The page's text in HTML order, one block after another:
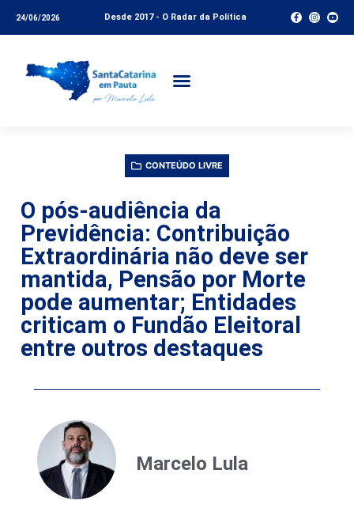
24/06/2026 Desde 2017 - O Radar da Política
CONTEÚDO LIVRE
O pós-audiência da
Previdência: Contribuição
Extraordinária não deve ser
mantida, Pensão por Morte
pode aumentar; Entidades
criticam o Fundão Eleitoral
entre outros destaques
Marcelo Lula